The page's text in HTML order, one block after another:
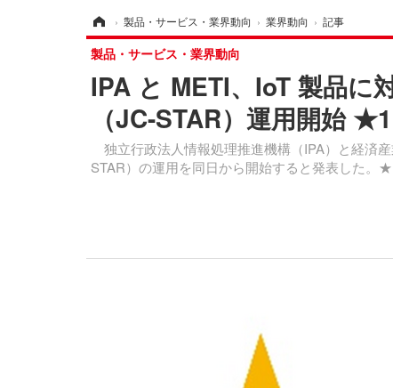
› 製品・サービス・業界動向 › 業界動向 › 記事
IPA と METI、IoT 製品に
（JC-STAR）運用開始
独立行政法人情報処理推進機構（IPA）と経済
STAR）の運用を同日から開始すると発表した。
製品・サービス・業界動向